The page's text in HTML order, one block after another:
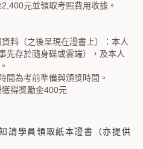
元並領取考照費用收據。
料（之後呈現在證書上）：本人
先存於隨身碟或雲端），及本人
間為考前準備與頒獎時間。
得獎勵金400元
請學員領取紙本證書（亦提供